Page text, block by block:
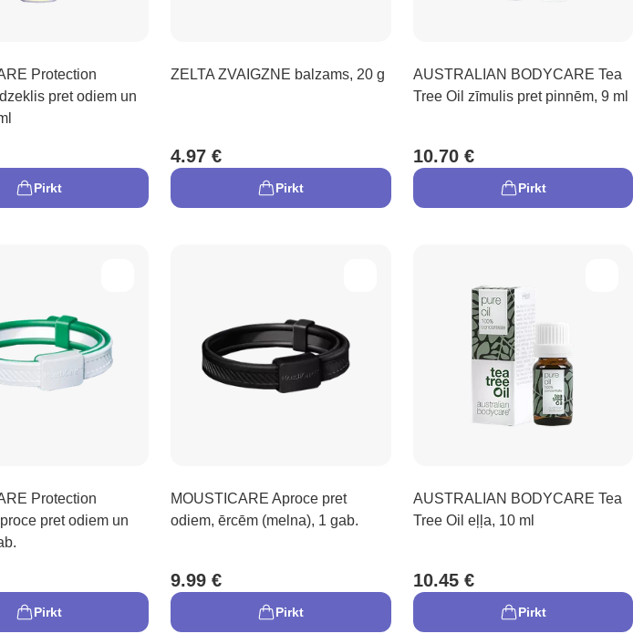
Protection
pret odiem un
Pirkt
ZELTA ZVAIGZNE balzams, 20 g
4.97 €
Pirkt
AUSTRALIAN BODYCARE Tea
Tree Oil zīmulis pret pinnēm, 9 ml
10.70 €
Pirkt
Protection
pret odiem un
Pirkt
MOUSTICARE Aproce pret
odiem, ērcēm (melna), 1 gab.
9.99 €
Pirkt
AUSTRALIAN BODYCARE Tea
Tree Oil eļļa, 10 ml
10.45 €
Pirkt